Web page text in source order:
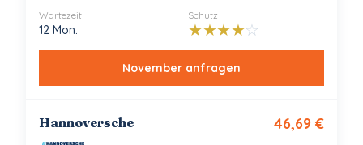
Wartezeit
12 Mon.
Schutz
★★★★☆
November anfragen
Hannoversche 46,69 €